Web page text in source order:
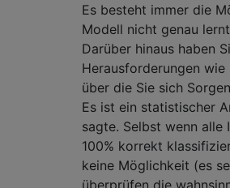
Es besteht immer die
Modell nicht genau
Darüber hinaus haben
Herausforderungen wie
über die Sie sich
Es ist ein statistischer
sagte. Selbst wenn alle
100% korrekt
keine Möglichkeit (es
überprüfen die